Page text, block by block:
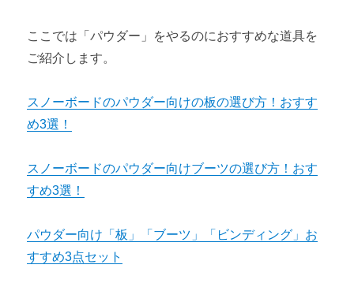
ここでは「パウダー」をやるのにおすすめな道具を
ご紹介します。
スノーボードのパウダー向けの板の選び方！おすす
め3選！
スノーボードのパウダー向けブーツの選び方！おす
すめ3選！
パウダー向け「板」「ブーツ」「ビンディング」お
すすめ3点セット